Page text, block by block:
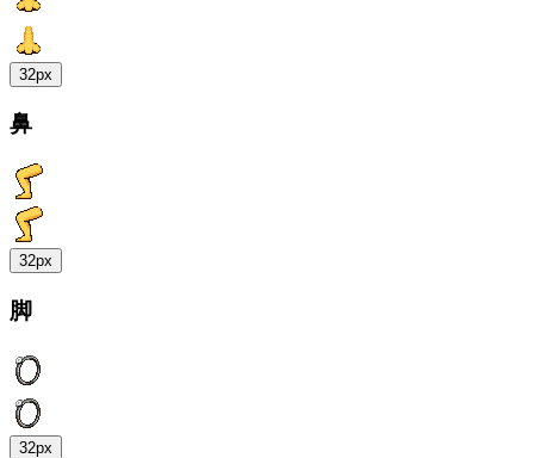
32px
鼻
32px
脚
32px